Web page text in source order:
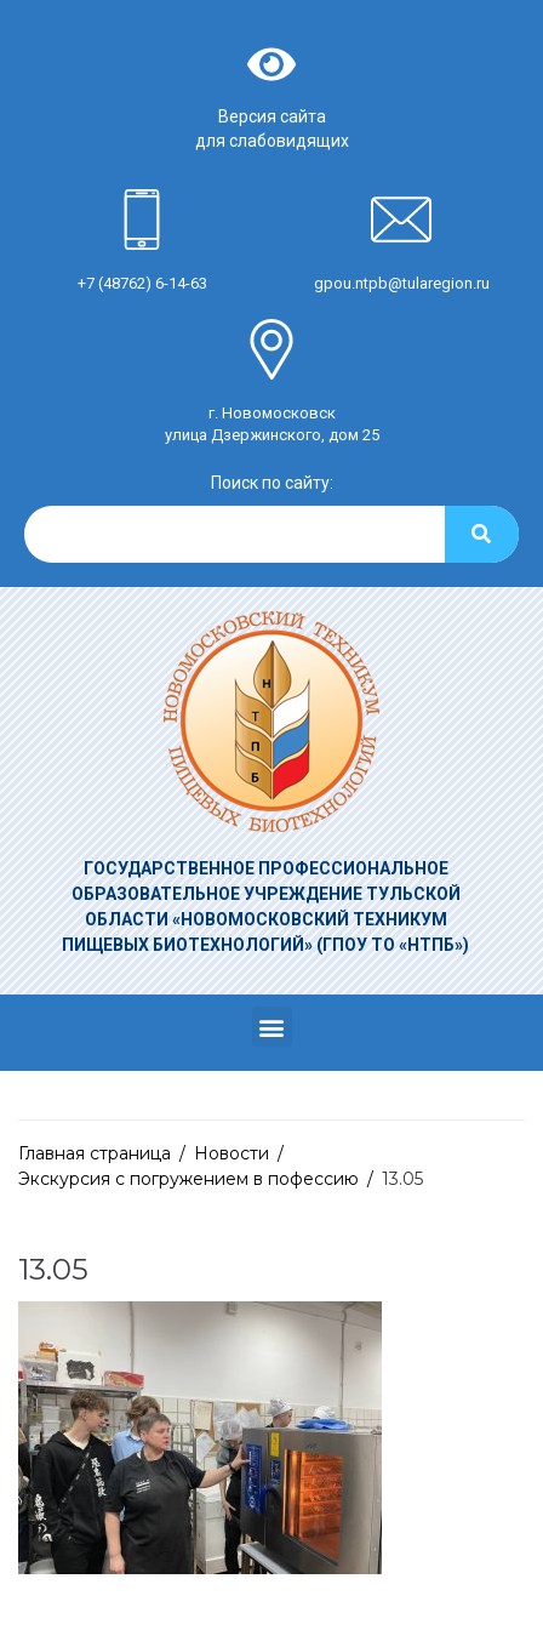
Версия сайта
для слабовидящих
+7 (48762) 6-14-63 gpou.ntpb@tularegion.ru
г. Новомосковск
улица Дзержинского, дом 25
Поиск по сайту:
ГОСУДАРСТВЕННОЕ ПРОФЕССИОНАЛЬНОЕ
ОБРАЗОВАТЕЛЬНОЕ УЧРЕЖДЕНИЕТУЛЬСКОЙ
ОБЛАСТИ «НОВОМОСКОВСКИЙ ТЕХНИКУМ
ПИЩЕВЫХ БИОТЕХНОЛОГИЙ» (ГПОУ ТО «НТПБ»)
Главная страница / Новости /
Экскурсия с погружением в пофессию / 13.05
13.05